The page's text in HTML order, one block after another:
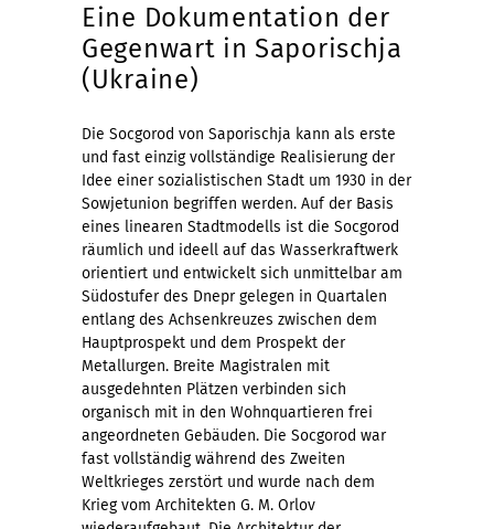
Eine Dokumentation der
Gegenwart in Saporischja
(Ukraine)
Die Socgorod von Saporischja kann als erste
und fast einzig vollständige Realisierung der
Idee einer sozialistischen Stadt um 1930 in der
Sowjetunion begriffen werden. Auf der Basis
eines linearen Stadtmodells ist die Socgorod
räumlich und ideell auf das Wasserkraftwerk
orientiert und entwickelt sich unmittelbar am
Südostufer des Dnepr gelegen in Quartalen
entlang des Achsenkreuzes zwischen dem
Hauptprospekt und dem Prospekt der
Metallurgen. Breite Magistralen mit
ausgedehnten Plätzen verbinden sich
organisch mit in den Wohnquartieren frei
angeordneten Gebäuden. Die Socgorod war
fast vollständig während des Zweiten
Weltkrieges zerstört und wurde nach dem
Krieg vom Architekten G. M. Orlov